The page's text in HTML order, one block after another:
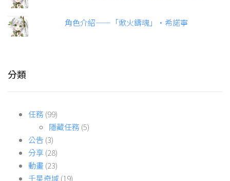
角色介紹——「焮火鑄魂」·希諾寧
分類
任務 (99)
隱藏任務 (5)
公告 (3)
分享(28)
動畫(23)
千星奇域 (19)